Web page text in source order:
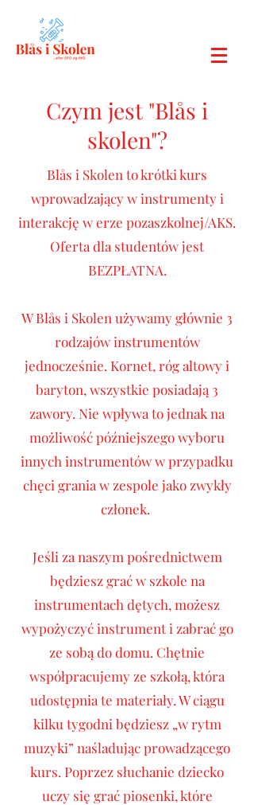
Czym jest "Blås i
skolen"?
Blås i Skolen to krótki kurs
wprowadzający w instrumenty i
interakcję w erze pozaszkolnej/AKS.
Oferta dla studentów jest
BEZPŁATNA.
W Blås i Skolen używamy głównie 3
rodzajów instrumentów
jednocześnie. Kornet, róg altowy i
baryton, wszystkie posiadają 3
zawory. Nie wpływa to jednak na
możliwość późniejszego wyboru
innych instrumentów w przypadku
chęci grania w zespole jako zwykły
członek.
Jeśli za naszym pośrednictwem
będziesz grać w szkole na
instrumentach dętych, możesz
wypożyczyć instrument i zabrać go
ze sobą do domu. Chętnie
współpracujemy ze szkołą, która
udostępnia te materiały. W ciągu
kilku tygodni będziesz „w rytm
muzyki” naśladując prowadzącego
kurs. Poprzez słuchanie dziecko
uczy się grać piosenki, które